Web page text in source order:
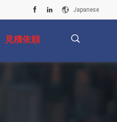
Japanese
見積依頼